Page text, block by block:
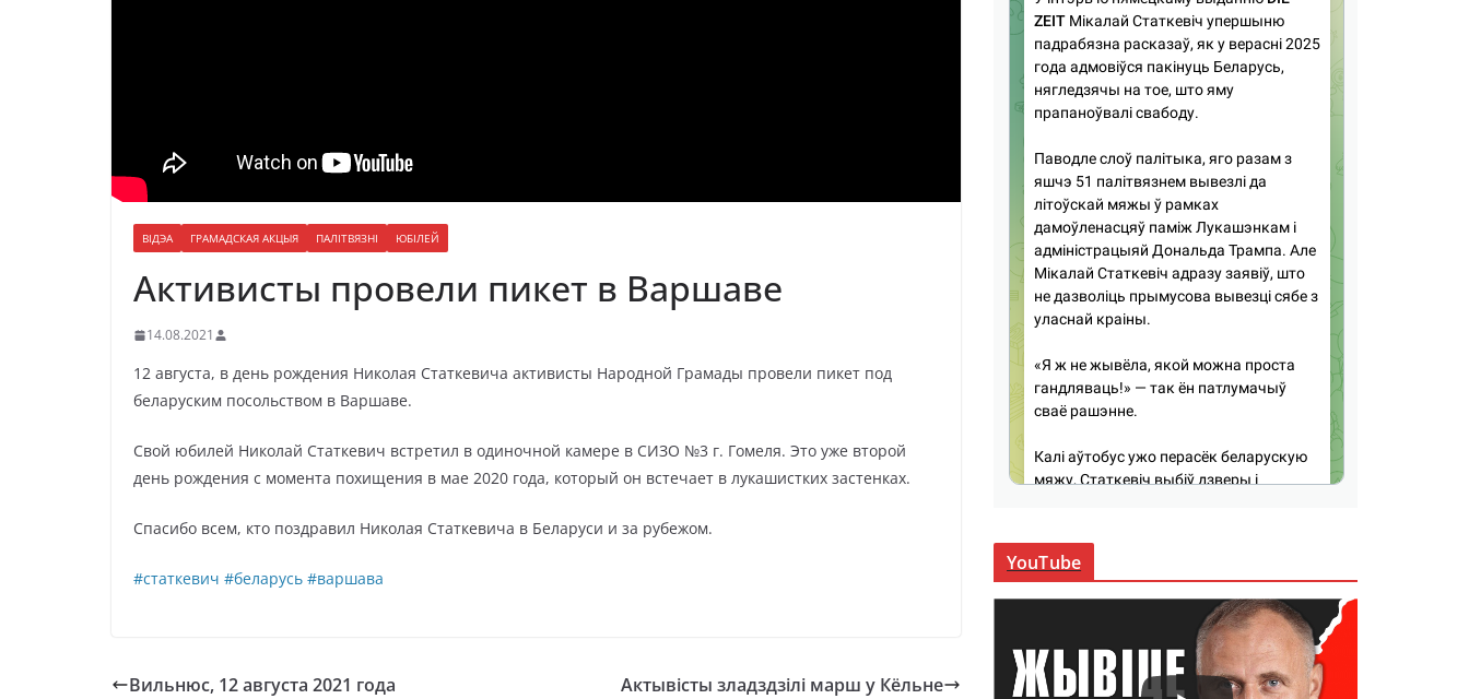
ВІДЭА ГРАМАДСКАЯ АКЦЫЯ ПАЛІТВЯЗНІ ЮБІЛЕЙ
Активисты провели пикет в Варшаве
14.08.2021
12 августа, в день рождения Николая Статкевича активисты Народной Грамады провели пикет под
беларуским посольством в Варшаве.
Свой юбилей Николай Статкевич встретил в одиночной камере в СИЗО №3 г. Гомеля. Это уже второй
день рождения с момента похищения в мае 2020 года, который он встечает в лукашистких застенках.
Спасибо всем, кто поздравил Николая Статкевича в Беларуси и за рубежом.
#статкевич #беларусь #варшава
Вильнюс, 12 августа 2021 года Актывісты зладздзілі марш у Кёльне
YouTube